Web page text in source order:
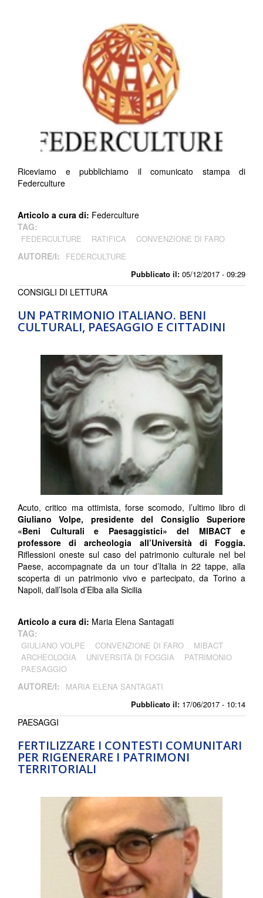
Pubblicato il: 05/12/2017 - 09:29
Riceviamo e pubblichiamo il comunicato stampa di
Federculture
Articolo a cura di: Federculture
TAG:
FEDERCULTURE RATIFICA CONVENZIONE DI FARO
AUTORE/I: FEDERCULTURE
UN PATRIMONIO ITALIANO. BENI
CULTURALI, PAESAGGIO E CITTADINI
Pubblicato il: 17/06/2017 - 10:14
CONSIGLI DI LETTURA
Acuto, critico ma ottimista, forse scomodo, l’ultimo libro di
Giuliano Volpe, presidente del Consiglio Superiore
«Beni Culturali e Paesaggistici» del MIBACT e
professore di archeologia all’Università di Foggia.
Riflessioni oneste sul caso del patrimonio culturale nel bel
Paese, accompagnate da un tour d’Italia in 22 tappe, alla
scoperta di un patrimonio vivo e partecipato, da Torino a
Napoli, dall’Isola d’Elba alla Sicilia
Articolo a cura di: Maria Elena Santagati
TAG:
GIULIANO VOLPE CONVENZIONE DI FARO
MIBACT
ARCHEOLOGIA
UNIVERSITÀ DI FOGGIA
PATRIMONIO
PAESAGGIO
AUTORE/I: MARIA ELENA SANTAGATI
FERTILIZZARE I CONTESTI COMUNITARI
PER RIGENERARE I PATRIMONI
TERRITORIALI
PAESAGGI